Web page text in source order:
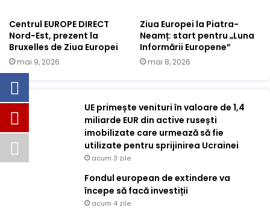
Centrul EUROPE DIRECT
Nord-Est, prezent la
Bruxelles de Ziua Europei
mai 9, 2026
Ziua Europei la Piatra-
Neamț: start pentru „Luna
Informării Europene”
mai 8, 2026
UE primește venituri în valoare de 1,4
miliarde EUR din active rusești
imobilizate care urmează să fie
utilizate pentru sprijinirea Ucrainei
acum 3 zile
Fondul european de extindere va
începe să facă investiții
acum 4 zile